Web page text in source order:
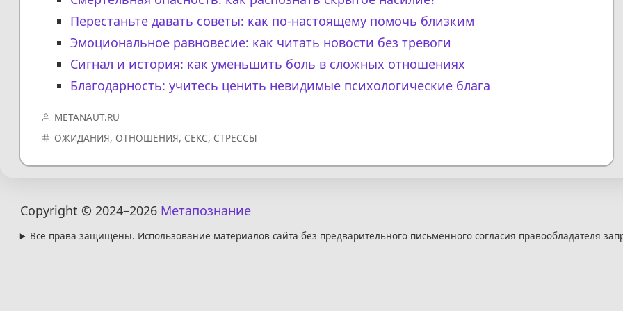
Перестаньте давать советы: как по-настоящему помочь близким
Эмоциональное равновесие: как читать новости без тревоги
Сигнал и история: как уменьшить боль в сложных отношениях
Благодарность: учитесь ценить невидимые психологические блага
METANAUT.RU
ОЖИДАНИЯ, ОТНОШЕНИЯ, СЕКС, СТРЕССЫ
Copyright © 2024–2026 Метапознание
Все права защищены. Использование материалов сайта без предварительного письменного согласия правообладателя